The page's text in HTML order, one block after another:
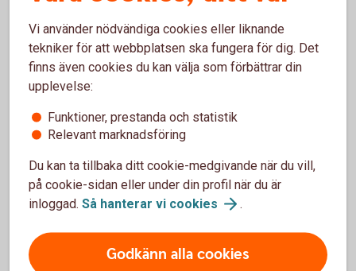
Skogslikvidkonto eller skogskonto? Vi förklarar
skillnaden
Söker du istället ett
transaktionskonto för ditt
företag?
Läs mer här om vårt företagskonto, ett transaktionskonto
Vi använder nödvändiga cookies eller liknande
tekniker för att webbplatsen ska fungera för dig. Det
finns även cookies du kan välja som förbättrar din
upplevelse:
Funktioner, prestanda och statistik
Relevant marknadsföring
Du kan ta tillbaka ditt cookie-medgivande när du vill,
på cookie-sidan eller under din profil när du är
inloggad. Så hanterar vi cookies .
Godkänn alla cookies